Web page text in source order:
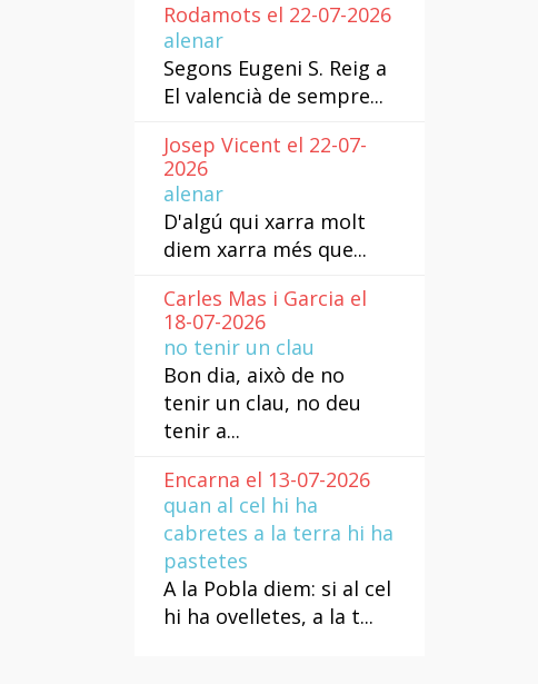
Rodamots el 22-07-2026
alenar
Segons Eugeni S. Reig a
El valencià de sempre...
Josep Vicent el 22-07-
2026
alenar
D'algú qui xarra molt
diem xarra més que...
Carles Mas i Garcia el
18-07-2026
no tenir un clau
Bon dia, això de no
tenir un clau, no deu
tenir a...
Encarna el 13-07-2026
quan al cel hi ha
cabretes a la terra hi ha
pastetes
A la Pobla diem: si al cel
hi ha ovelletes, a la t...